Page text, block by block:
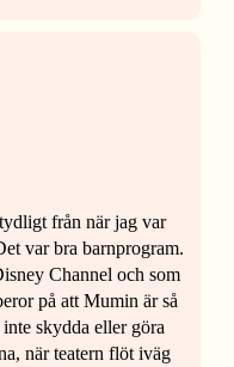
från när jag var
var bra barnprogram.
Channel och som
på att Mumin är så
skydda eller göra
när teatern flöt iväg